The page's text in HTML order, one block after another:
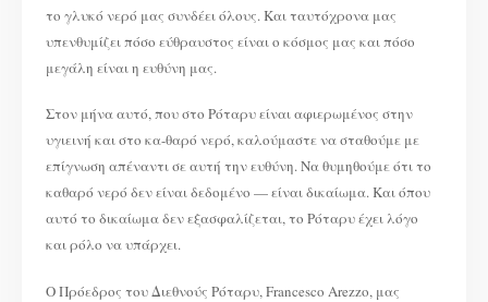
το γλυκό νερό μας συνδέει όλους. Και ταυτόχρονα μας
υπενθυμίζει πόσο εύθραυστος είναι ο κόσμος μας και πόσο
μεγάλη είναι η ευθύνη μας.
Στον μήνα αυτό, που στο Ρόταρυ είναι αφιερωμένος στην
υγιεινή και στο κα-θαρό νερό, καλούμαστε να σταθούμε με
επίγνωση απέναντι σε αυτή την ευθύνη. Να θυμηθούμε ότι το
καθαρό νερό δεν είναι δεδομένο — είναι δικαίωμα. Και όπου
αυτό το δικαίωμα δεν εξασφαλίζεται, το Ρόταρυ έχει λόγο
και ρόλο να υπάρχει.
Ο Πρόεδρος του Διεθνούς Ρόταρυ, Francesco Arezzo, μας